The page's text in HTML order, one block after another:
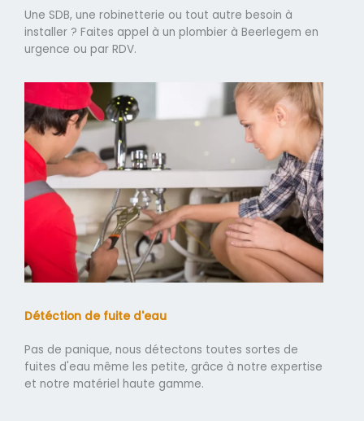
Une SDB, une robinetterie ou tout autre besoin à
installer ? Faites appel à un plombier à Beerlegem en
urgence ou par RDV.
Détéction de fuite d'eau
Pas de panique, nous détectons toutes sortes de
fuites d'eau même les petite, grâce à notre expertise
et notre matériel haute gamme.